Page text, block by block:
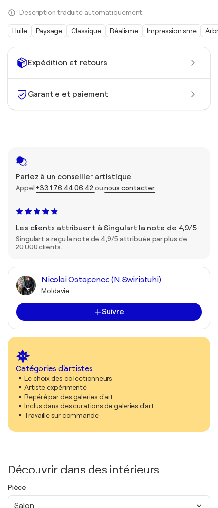
Expédition et retours
Garantie et paiement
Parlez à un conseiller artistique
Appel +33 1 76 44 06 42 ounous contacter
Les clients attribuent à Singulart la note de 4,9/5
Singulart a reçu la note de 4,9/5 attribuée par plus de
20 000 clients.
Nicolai Ostapenco (N.Swiristuhi)
Moldavie
Suivre
Catégories d'artistes
Le choix des collectionneurs
Artiste expérimenté
Repéré par des galeries d'art
Inclus dans des curations de galeries d'art
Travaille sur commande
Découvrir dans des intérieurs
Pièce
Salon
Description traduite automatiquement.
Huile Paysage Classique Réalisme Impressionisme